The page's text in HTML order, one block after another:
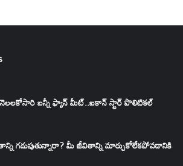
బన్నీ ఫ్యాన్ మీట్..ఐకాన్ స్టార్ పొలిటికల్
గడుపుతున్నారా? మీ జీవితాన్ని మార్చుకోలేకపోవడానికి